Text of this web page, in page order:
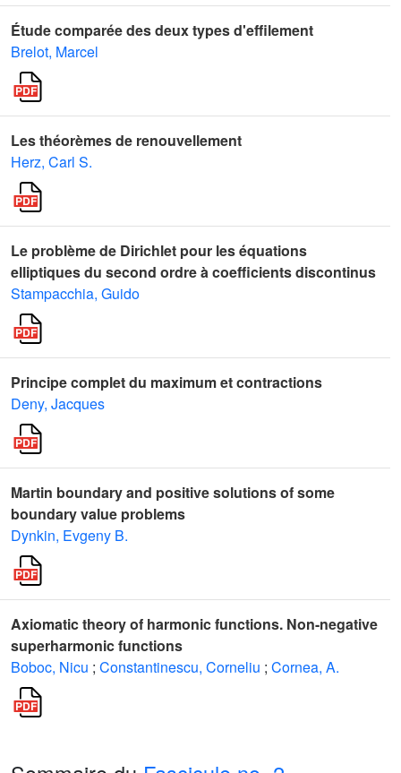
Étude comparée des deux types d'effilement
Brelot, Marcel
Les théorèmes de renouvellement
Herz, Carl S.
Le problème de Dirichlet pour les équations
elliptiques du second ordre à coefficients discontinus
Stampacchia, Guido
Principe complet du maximum et contractions
Deny, Jacques
Martin boundary and positive solutions of some
boundary value problems
Dynkin, Evgeny B.
Axiomatic theory of harmonic functions. Non-negative
superharmonic functions
Boboc, Nicu ; Constantinescu, Corneliu ; Cornea, A.